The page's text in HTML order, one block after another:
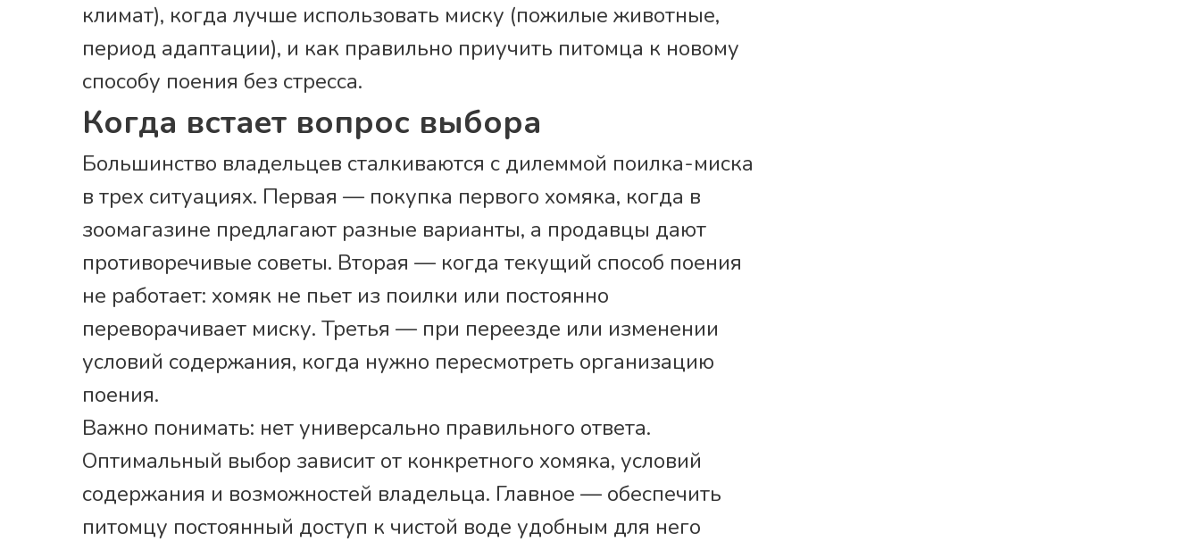
климат), когда лучше использовать миску (пожилые животные,
период адаптации), и как правильно приучить питомца к новому
способу поения без стресса.
Когда встает вопрос выбора
Большинство владельцев сталкиваются с дилеммой поилка-миска
в трех ситуациях. Первая — покупка первого хомяка, когда в
зоомагазине предлагают разные варианты, а продавцы дают
противоречивые советы. Вторая — когда текущий способ поения
не работает: хомяк не пьет из поилки или постоянно
переворачивает миску. Третья — при переезде или изменении
условий содержания, когда нужно пересмотреть организацию
поения.
Важно понимать: нет универсально правильного ответа.
Оптимальный выбор зависит от конкретного хомяка, условий
содержания и возможностей владельца. Главное — обеспечить
питомцу постоянный доступ к чистой воде удобным для него